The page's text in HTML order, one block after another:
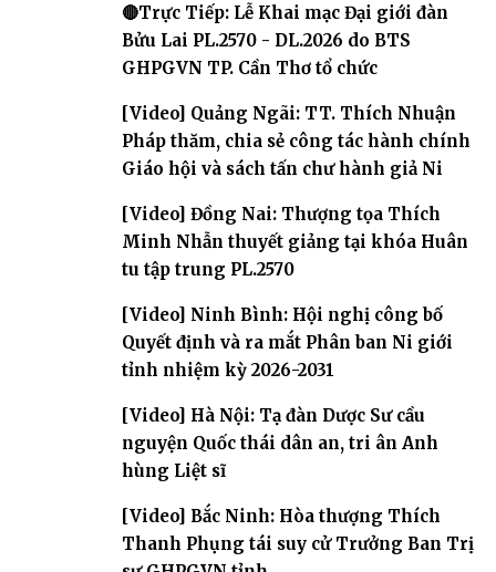
🔴Trực Tiếp: Lễ Khai mạc Đại giới đàn
Bửu Lai PL.2570 - DL.2026 do BTS
GHPGVN TP. Cần Thơ tổ chức
[Video] Quảng Ngãi: TT. Thích Nhuận
Pháp thăm, chia sẻ công tác hành chính
Giáo hội và sách tấn chư hành giả Ni
[Video] Đồng Nai: Thượng tọa Thích
Minh Nhẫn thuyết giảng tại khóa Huân
tu tập trung PL.2570
[Video] Ninh Bình: Hội nghị công bố
Quyết định và ra mắt Phân ban Ni giới
tỉnh nhiệm kỳ 2026-2031
[Video] Hà Nội: Tạ đàn Dược Sư cầu
nguyện Quốc thái dân an, tri ân Anh
hùng Liệt sĩ
[Video] Bắc Ninh: Hòa thượng Thích
Thanh Phụng tái suy cử Trưởng Ban Trị